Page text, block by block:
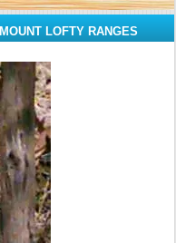
MOUNT LOFTY RANGES